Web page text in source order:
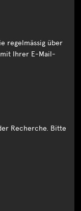
regelmässig über
Ihrer E-Mail-
Recherche. Bitte